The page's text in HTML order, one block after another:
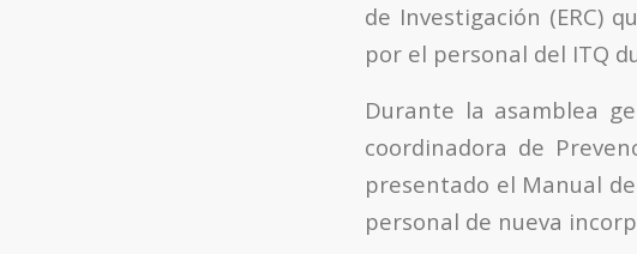
de Investigación (ERC)
por el personal del ITQ
Durante la asamblea
coordinadora de
presentado el Manual
personal de nueva